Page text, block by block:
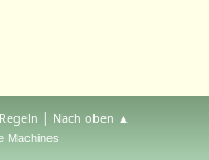
| Nach oben ▲
Machines